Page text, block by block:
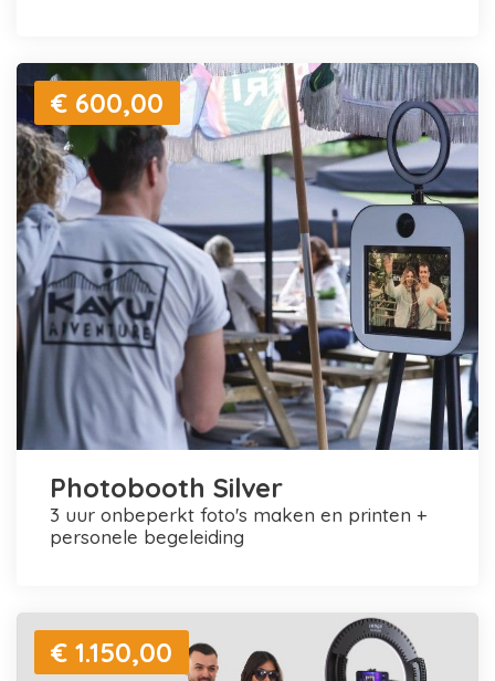
€ 600,00
Photobooth Silver
3 uur onbeperkt foto's maken en printen +
personele begeleiding
€ 1.150,00